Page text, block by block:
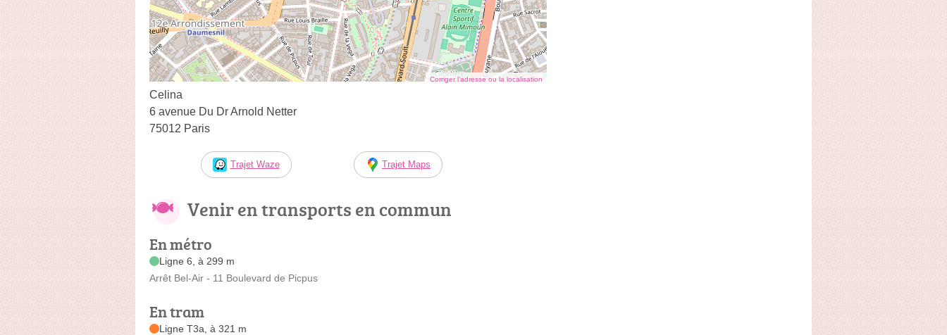
Corriger l’adresse ou la localisation
Celina
6 avenue Du Dr Arnold Netter
75012 Paris
Trajet Waze Trajet Maps
Venir en transports en commun
En métro
Ligne 6, à 299 m
Arrêt Bel-Air - 11 Boulevard de Picpus
En tram
Ligne T3a, à 321 m